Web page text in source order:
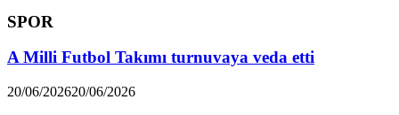
SPOR
A Milli Futbol Takımı turnuvaya veda etti
20/06/202620/06/2026